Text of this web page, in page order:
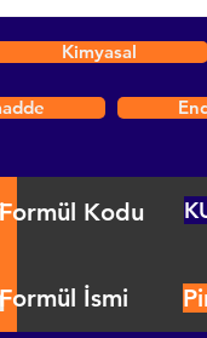
Kimyasal
Kodu
İsmi